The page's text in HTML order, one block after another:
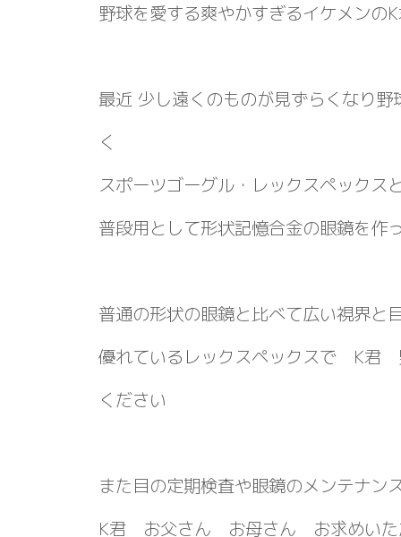
野球を愛する爽やかすぎるイケメン
最近 少し遠くのものが見ずらくなり
く
スポーツゴーグル・レックスペックス
普段用として形状記憶合金の眼鏡を作
普通の形状の眼鏡と比べて広い視界と
優れているレックスペックスで K
ください
また目の定期検査や眼鏡のメンテナ
K君 お父さん お母さん お求めいた